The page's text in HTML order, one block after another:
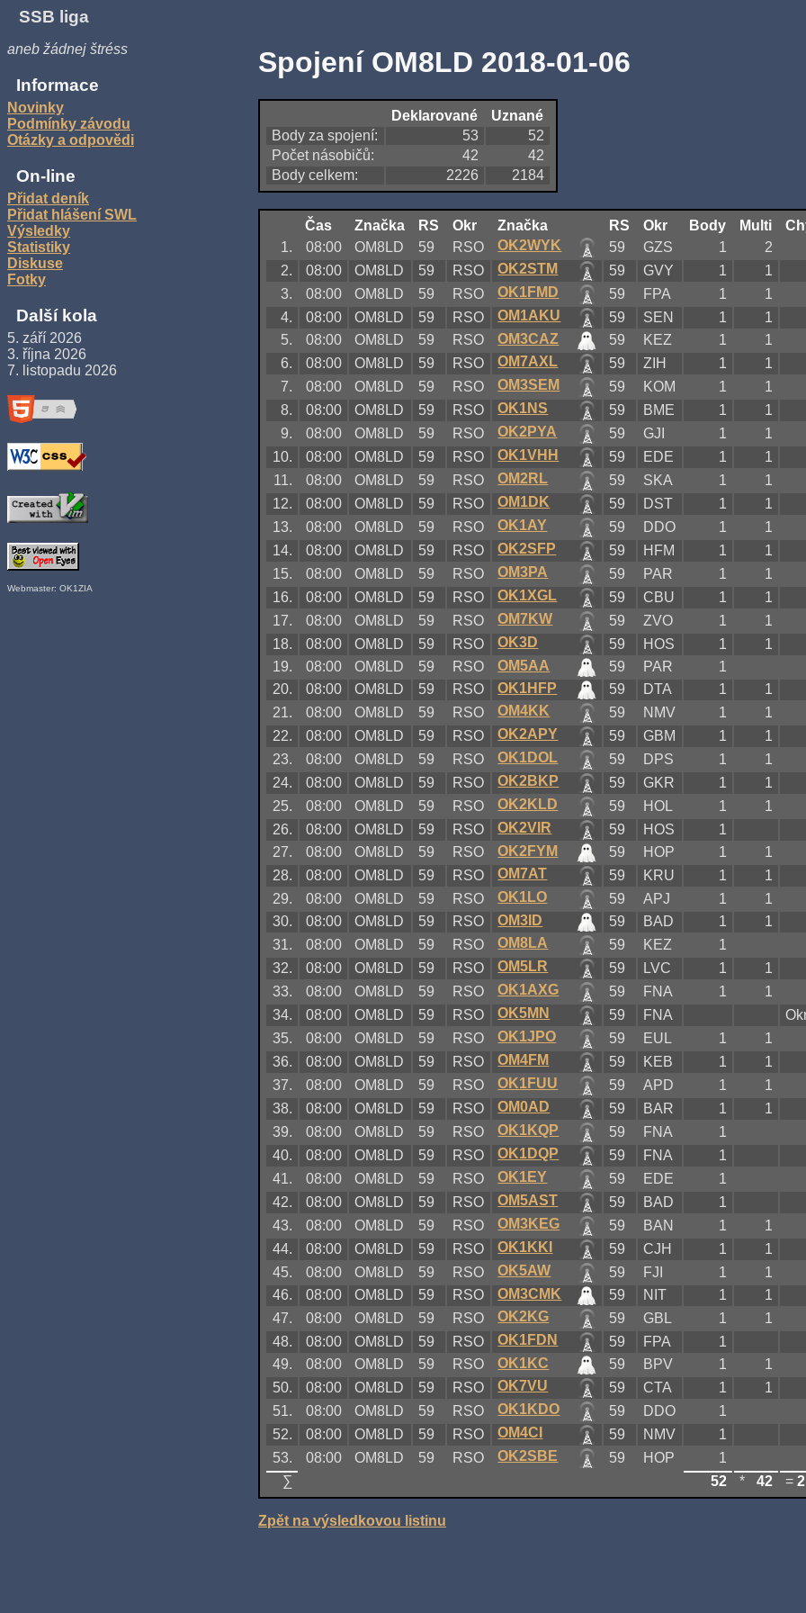
SSB liga
aneb žádnej štréss
Informace
Novinky
Podmínky závodu
Otázky a odpovědi
On-line
Přidat deník
Přidat hlášení SWL
Výsledky
Statistiky
Diskuse
Fotky
Další kola
5. září 2026
3. října 2026
7. listopadu 2026
Webmaster: OK1ZIA
Spojení OM8LD 2018-01-06
Deklarované
Uznané
Body za spojení:
53
52
Počet násobičů:
42
42
Body celkem:
2226 2184
Čas Značka RS Okr Značka RS Okr Body Multi
1.
08:00 OM8LD 59 RSO OK2WYK 59 GZS 1
2
2.
08:00 OM8LD 59 RSO OK2STM 59 GVY 1
1
3.
08:00 OM8LD 59 RSO OK1FMD 59 FPA 1
1
4.
08:00 OM8LD 59 RSO OM1AKU 59 SEN 1
1
5.
08:00 OM8LD 59 RSO OM3CAZ 59 KEZ 1
1
6.
08:00 OM8LD 59 RSO OM7AXL 59 ZIH 1
1
7.
08:00 OM8LD 59 RSO OM3SEM 59 KOM 1
1
8.
08:00 OM8LD 59 RSO OK1NS 59 BME 1
1
9.
08:00 OM8LD 59 RSO OK2PYA 59 GJI 1
1
10.
08:00 OM8LD 59 RSO OK1VHH 59 EDE 1
1
11.
08:00 OM8LD 59 RSO OM2RL 59 SKA 1
1
12.
08:00 OM8LD 59 RSO OM1DK 59 DST 1
1
13.
08:00 OM8LD 59 RSO OK1AY 59 DDO 1
1
14.
08:00 OM8LD 59 RSO OK2SFP 59 HFM 1
1
15.
08:00 OM8LD 59 RSO OM3PA 59 PAR 1
1
16.
08:00 OM8LD 59 RSO OK1XGL 59 CBU 1
1
17.
08:00 OM8LD 59 RSO OM7KW 59 ZVO 1
1
18.
08:00 OM8LD 59 RSO OK3D 59 HOS 1
1
19.
08:00 OM8LD 59 RSO OM5AA 59 PAR
1
20.
08:00 OM8LD 59 RSO OK1HFP 59 DTA 1
1
21.
08:00 OM8LD 59 RSO OM4KK 59 NMV 1
1
22.
08:00 OM8LD 59 RSO OK2APY 59 GBM 1
1
23.
08:00 OM8LD 59 RSO OK1DOL 59 DPS 1
1
24.
08:00 OM8LD 59 RSO OK2BKP 59 GKR 1
1
25.
08:00 OM8LD 59 RSO OK2KLD 59 HOL 1
1
26.
08:00 OM8LD 59 RSO OK2VIR 59 HOS
1
27.
08:00 OM8LD 59 RSO OK2FYM 59 HOP 1
1
28.
08:00 OM8LD 59 RSO OM7AT 59 KRU 1
1
29.
08:00 OM8LD 59 RSO OK1LO 59 APJ 1
1
30.
08:00 OM8LD 59 RSO OM3ID 59 BAD 1
1
31.
08:00 OM8LD 59 RSO OM8LA 59 KEZ
1
32.
08:00 OM8LD 59 RSO OM5LR 59 LVC 1
1
33.
08:00 OM8LD 59 RSO OK1AXG 59 FNA 1
1
34.
08:00 OM8LD 59 RSO OK5MN 59 FNA
35.
08:00 OM8LD 59 RSO OK1JPO 59 EUL 1
1
36.
08:00 OM8LD 59 RSO OM4FM 59 KEB 1
1
37.
08:00 OM8LD 59 RSO OK1FUU 59 APD 1
1
38.
08:00 OM8LD 59 RSO OM0AD 59 BAR 1
1
39.
08:00 OM8LD 59 RSO OK1KQP 59 FNA
1
40.
08:00 OM8LD 59 RSO OK1DQP 59 FNA
1
41.
08:00 OM8LD 59 RSO OK1EY 59 EDE
1
42.
08:00 OM8LD 59 RSO OM5AST 59 BAD
1
43.
08:00 OM8LD 59 RSO OM3KEG 59 BAN 1
1
44.
08:00 OM8LD 59 RSO OK1KKI 59 CJH 1
1
45.
08:00 OM8LD 59 RSO OK5AW 59 FJI 1
1
46.
08:00 OM8LD 59 RSO OM3CMK 59 NIT 1
1
47.
08:00 OM8LD 59 RSO OK2KG 59 GBL 1
1
48.
08:00 OM8LD 59 RSO OK1FDN 59 FPA
1
49.
08:00 OM8LD 59 RSO OK1KC 59 BPV 1
1
50.
08:00 OM8LD 59 RSO OK7VU 59 CTA 1
1
51.
08:00 OM8LD 59 RSO OK1KDO 59 DDO
1
52.
08:00 OM8LD 59 RSO OM4CI 59 NMV
1
53.
08:00 OM8LD 59 RSO OK2SBE 59 HOP
1
∑
52 * 42 =
Zpět na výsledkovou listinu